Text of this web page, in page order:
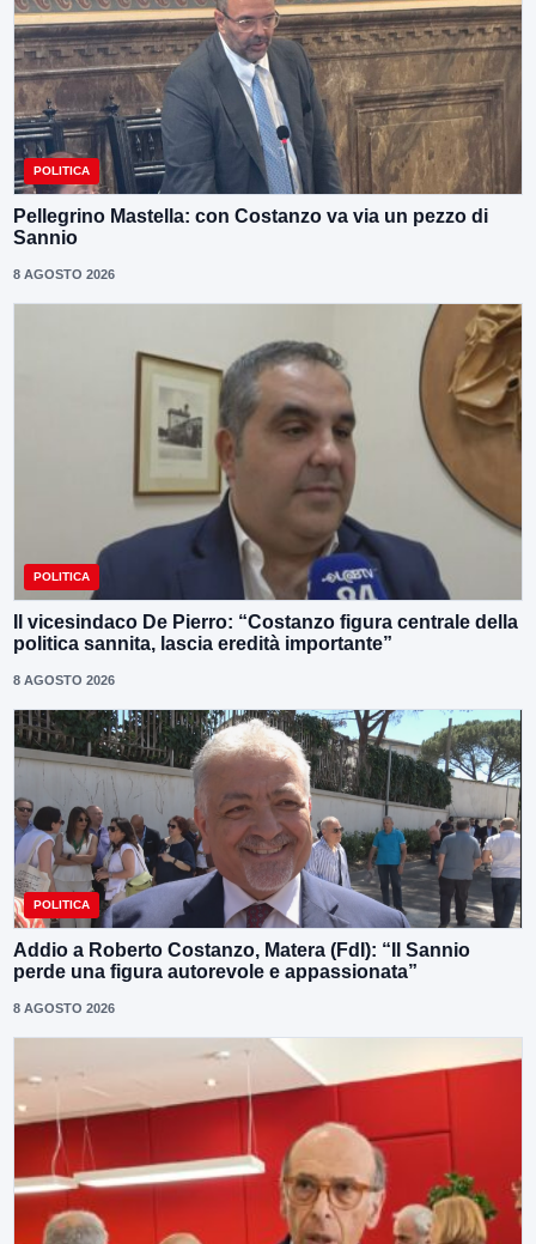
POLITICA
Pellegrino Mastella: con Costanzo va via un pezzo di
Sannio
8 AGOSTO 2026
POLITICA
Il vicesindaco De Pierro: “Costanzo figura centrale della
politica sannita, lascia eredità importante”
8 AGOSTO 2026
POLITICA
Addio a Roberto Costanzo, Matera (FdI): “Il Sannio
perde una figura autorevole e appassionata”
8 AGOSTO 2026